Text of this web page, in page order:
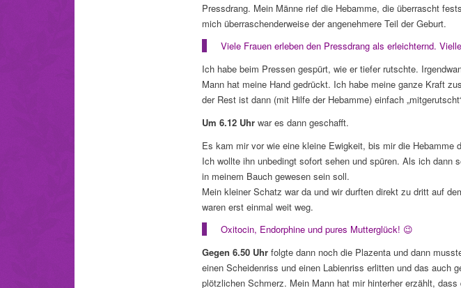
Pressdrang. Mein Männe rief die Hebamme, die überrascht
mich überraschenderweise der angenehmere Teil der Geburt.
Viele Frauen erleben den Pressdrang als erleichternd.
Ich habe beim Pressen gespürt, wie er tiefer rutschte.
Mann hat meine Hand gedrückt. Ich habe meine ganze Kraft
der Rest ist dann (mit Hilfe der Hebamme) einfach
Um 6.12 Uhrwar es dann geschafft.
Es kam mir vor wie eine kleine Ewigkeit, bis mir die
Ich wollte ihn unbedingt sofort sehen und spüren. Als ich
in meinem Bauch gewesen sein soll.
Mein kleiner Schatz war da und wir durften direkt zu dritt auf
waren erst einmal weit weg.
Oxitocin, Endorphine und pures Mutterglück! 😉
Gegen 6.50 Uhrfolgte dann noch die Plazenta und dann
einen Scheidenriss und einen Labienriss erlitten und das auch
plötzlichen Schmerz. Mein Mann hat mir hinterher erzählt,